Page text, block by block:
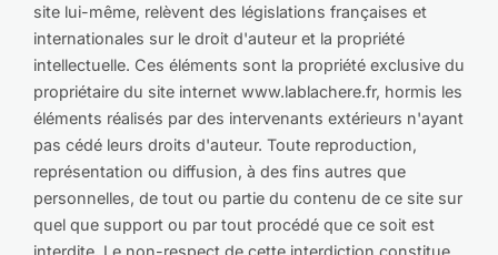
site lui-même, relèvent des législations françaises et
internationales sur le droit d'auteur et la propriété
intellectuelle. Ces éléments sont la propriété exclusive du
propriétaire du site internet www.lablachere.fr, hormis les
éléments réalisés par des intervenants extérieurs n'ayant
pas cédé leurs droits d'auteur. Toute reproduction,
représentation ou diffusion, à des fins autres que
personnelles, de tout ou partie du contenu de ce site sur
quel que support ou par tout procédé que ce soit est
interdite. Le non-respect de cette interdiction constitue